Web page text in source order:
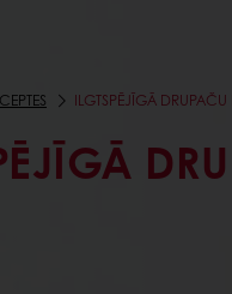
ILGTSPĒJĪGĀ DRUPAČU